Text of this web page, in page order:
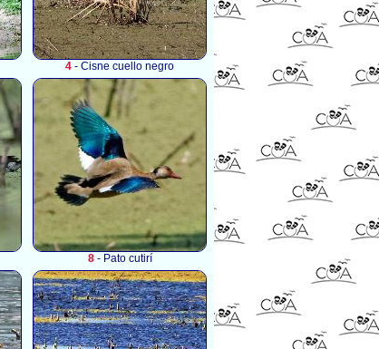
4 - Cisne cuello negro
8- Pato cutirí